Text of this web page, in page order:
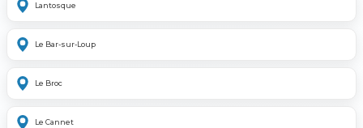
Lantosque
Le Bar-sur-Loup
Le Broc
Le Cannet